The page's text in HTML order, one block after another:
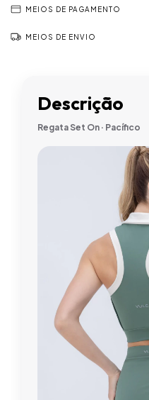
MEIOS DE PAGAMENTO
MEIOS DE ENVIO
Descrição
Regata Set On · Pacífico